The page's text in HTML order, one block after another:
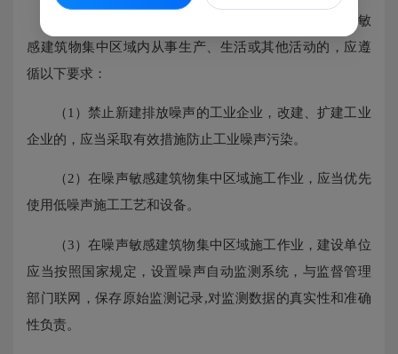
根据《中华人民共和国噪声污染防治法》，在噪声敏
感建筑物集中区域内从事生产、生活或其他活动的，应遵
循以下要求：
（1）禁止新建排放噪声的工业企业，改建、扩建工业
企业的，应当采取有效措施防止工业噪声污染。
（2）在噪声敏感建筑物集中区域施工作业，应当优先
使用低噪声施工工艺和设备。
（3）在噪声敏感建筑物集中区域施工作业，建设单位
应当按照国家规定，设置噪声自动监测系统，与监督管理
部门联网，保存原始监测记录,对监测数据的真实性和准确
性负责。